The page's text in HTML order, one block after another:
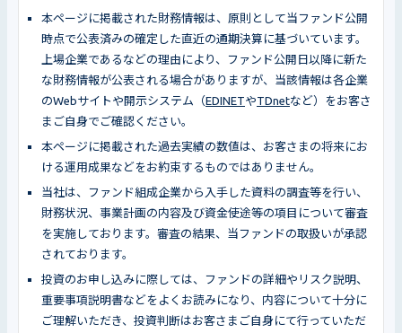
本ページに掲載された財務情報は、原則として当ファンド公開
時点で公表済みの確定した直近の通期決算に基づいています。
上場企業であるなどの理由により、ファンド公開日以降に新た
な財務情報が公表される場合がありますが、当該情報は各企業
のWebサイトや開示システム（EDINETやTDnetなど）をお客さ
まご自身でご確認ください。
本ページに掲載された過去実績の数値は、お客さまの将来にお
ける運用成果などをお約束するものではありません。
当社は、ファンド組成企業から入手した資料の調査等を行い、
財務状況、事業計画の内容及び資金使途等の項目について審査
を実施しております。審査の結果、当ファンドの取扱いが承認
されております。
投資のお申し込みに際しては、ファンドの詳細やリスク説明、
重要事項説明書などをよくお読みになり、内容について十分に
ご理解いただき、投資判断はお客さまご自身にて行っていただ